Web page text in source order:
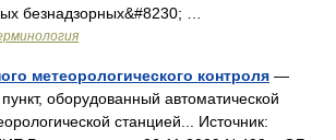
безнадзорных&#8230; …
метеорологического контроля —
оборудованный автоматической
станцией... Источник: